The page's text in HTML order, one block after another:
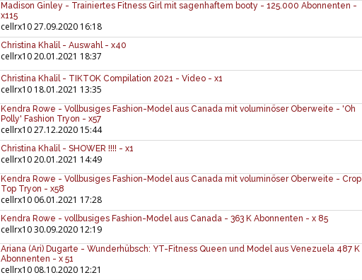
Madison Ginley - Trainiertes Fitness Girl mit sagenhaftem booty - 125.000 Abonnenten -
x115
cellrx1027.09.2020 16:18
Christina Khalil - Auswahl - x40
cellrx1020.01.2021 18:37
Christina Khalil - TIKTOK Compilation 2021 - Video - x1
cellrx10 18.01.2021 13:35
Kendra Rowe - Vollbusiges Fashion-Model aus Canada mit voluminöser Oberweite - 'Oh
Polly' Fashion Tryon - x57
cellrx1027.12.2020 15:44
Christina Khalil - SHOWER !!!! - x1
cellrx1020.01.2021 14:49
Kendra Rowe - Vollbusiges Fashion-Model aus Canada mit voluminöser Oberweite - Crop
Top Tryon - x58
cellrx10 06.01.2021 17:28
Kendra Rowe - vollbusiges Fashion-Model aus Canada - 363 K Abonnenten - x 85
cellrx1030.09.2020 12:19
Ariana (Ari) Dugarte - Wunderhübsch: YT-Fitness Queen und Model aus Venezuela 487 K
Abonnenten - x 51
cellrx10 08.10.2020 12:21